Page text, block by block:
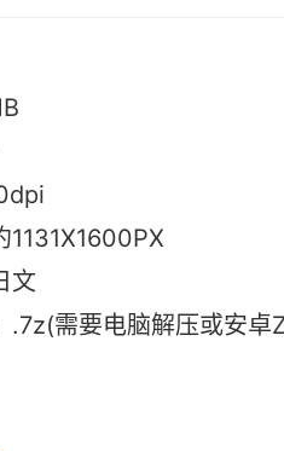
B
1131X1600PX
文
.7z(需要电脑解压或安